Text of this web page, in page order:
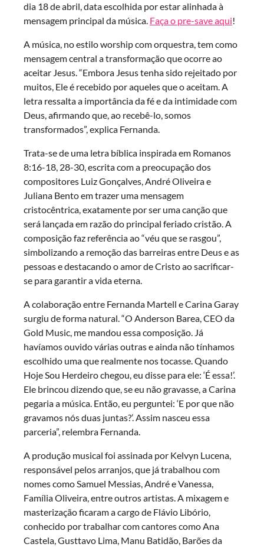
dia 18 de abril, data escolhida por estar alinhada à
mensagem principal da música. Faça o pre-save aqui!
A música, no estilo worship com orquestra, tem como
mensagem central a transformação que ocorre ao
aceitar Jesus. “Embora Jesus tenha sido rejeitado por
muitos, Ele é recebido por aqueles que o aceitam. A
letra ressalta a importância da fé e da intimidade com
Deus, afirmando que, ao recebê-lo, somos
transformados”, explica Fernanda.
Trata-se de uma letra bíblica inspirada em Romanos
8:16-18, 28-30, escrita com a preocupação dos
compositores Luiz Gonçalves, André Oliveira e
Juliana Bento em trazer uma mensagem
cristocêntrica, exatamente por ser uma canção que
será lançada em razão do principal feriado cristão. A
composição faz referência ao “véu que se rasgou”,
simbolizando a remoção das barreiras entre Deus e as
pessoas e destacando o amor de Cristo ao sacrificar-
se para garantir a vida eterna.
A colaboração entre Fernanda Martell e Carina Garay
surgiu de forma natural. “O Anderson Barea, CEO da
Gold Music, me mandou essa composição. Já
havíamos ouvido várias outras e ainda não tínhamos
escolhido uma que realmente nos tocasse. Quando
Hoje Sou Herdeiro chegou, eu disse para ele: ‘É essa!’.
Ele brincou dizendo que, se eu não gravasse, a Carina
pegaria a música. Então, eu perguntei: ‘E por que não
gravamos nós duas juntas?’. Assim nasceu essa
parceria”, relembra Fernanda.
A produção musical foi assinada por Kelvyn Lucena,
responsável pelos arranjos, que já trabalhou com
nomes como Samuel Messias, André e Vanessa,
Família Oliveira, entre outros artistas. A mixagem e
masterização ficaram a cargo de Flávio Libório,
conhecido por trabalhar com cantores como Ana
Castela, Gusttavo Lima, Manu Batidão, Barões da